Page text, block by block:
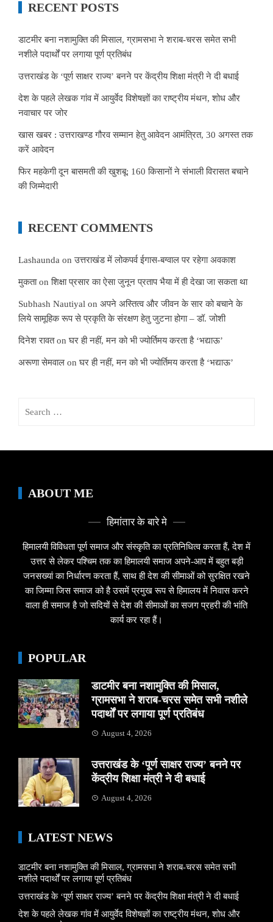
RECENT POSTS
डाटमीर बना नशामुक्ति की मिसाल, ग्रामसभा ने शराब-चरस समेत सभी
नशीले पदार्थों पर लगाया पूर्ण प्रतिबंध
उत्तराखंड के ‘पूर्ण साक्षर राज्य’ बनने पर केंद्रीय शिक्षा मंत्री ने दी बधाई
देश के पहले लेखक गांव में आयुर्वेद विशेषज्ञों का राष्ट्रीय मंथन, शोध और
नवाचार पर जोर
खास खबर : उत्तराखण्ड गौरव सम्मान हेतु आवेदन आमंत्रित, 30 अगस्त तक
करें आवेदन
फिर महकेगी दून बासमती की खुशबू: 160 किसानों ने संभाली विरासत बचाने
की जिम्मेदारी
RECENT COMMENTS
Lashaunda onउत्तराखंड में लोकपर्व ईगास-बग्वाल पर रहेगा अवकाश
मुकताonशिक्षा प्रसार का ऐसा जुनून प्रताप भैया में ही देखा जा सकता था
Subhash Nautiyal on अपने अस्तित्व और जीवन के सार को बचाने के
लिये सामूहिक रूप से प्रकृति के संरक्षण हेतु जुटना होगा – डॉ. जोशी
दिनेश रावतonघर ही नहीं, मन को भी ज्योर्तिमय करता है ‘भद्याऊ’
अरूणा सेमवाल onघर ही नहीं, मन को भी ज्योर्तिमय करता है ‘भद्याऊ’
ABOUT ME
हिमांतार के बारे मे
हिमालयी विविधता पूर्ण समाज और संस्कृति का प्रतिनिधित्व करता हैं, देश में
उत्तर से लेकर पश्चिम तक का हिमालयी समाज अपने-आप में बहुत बड़ी
जनसख्यां का निर्धारण करता हैं, साथ ही देश की सीमाओं को सुरक्षित रखने
का जिम्मा जिस समाज को है उसमें प्रमुख रूप से हिमालय में निवास करने
वाला ही समाज है जो सदियों से देश की सीमाओं का सजग प्रहरी की भांति
कार्य कर रहा हैं।
POPULAR
डाटमीर बना नशामुक्ति की मिसाल,
ग्रामसभा ने शराब-चरस समेत सभी नशीले
पदार्थों पर लगाया पूर्ण प्रतिबंध
August 4, 2026
उत्तराखंड के ‘पूर्ण साक्षर राज्य’ बनने पर
केंद्रीय शिक्षा मंत्री ने दी बधाई
August 4, 2026
LATEST NEWS
डाटमीर बना नशामुक्ति की मिसाल, ग्रामसभा ने शराब-चरस समेत सभी
नशीले पदार्थों पर लगाया पूर्ण प्रतिबंध
उत्तराखंड के ‘पूर्ण साक्षर राज्य’ बनने पर केंद्रीय शिक्षा मंत्री ने दी बधाई
देश के पहले लेखक गांव में आयुर्वेद विशेषज्ञों का राष्ट्रीय मंथन, शोध और